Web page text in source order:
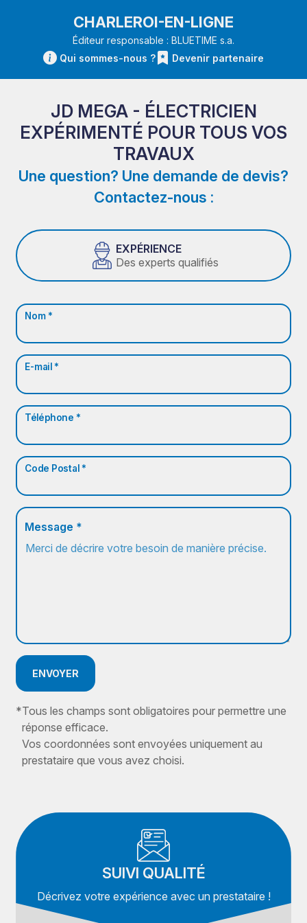
CHARLEROI-EN-LIGNE
Éditeur responsable : BLUETIME s.a.
Qui sommes-nous ?
Devenir partenaire
JD MEGA - ÉLECTRICIEN
EXPÉRIMENTÉ POUR TOUS VOS
TRAVAUX
Une question? Une demande de devis?
Contactez-nous :
EXPÉRIENCE
Des experts qualifiés
Nom *
E-mail *
Téléphone *
Code Postal *
Message *
ENVOYER
*Tous les champs sont obligatoires pour permettre une
réponse efficace.
Vos coordonnées sont envoyées uniquement au
prestataire que vous avez choisi.
SUIVI QUALITÉ
Décrivez votre expérience avec un prestataire !